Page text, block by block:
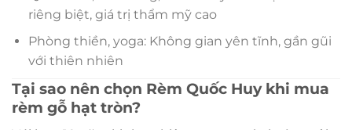
riêng biệt, giá trị thẩm mỹ cao
Phòng thiền, yoga: Không gian yên tĩnh, gần gũi
với thiên nhiên
Tại sao nên chọn Rèm Quốc Huy khi mua
rèm gỗ hạt tròn?